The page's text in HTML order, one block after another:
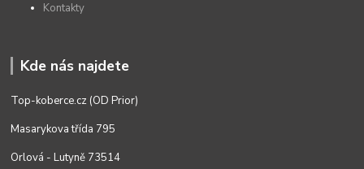
Kontakty
Kde nás najdete
Top-koberce.cz (OD Prior)
Masarykova třída 795
Orlová - Lutyně 73514